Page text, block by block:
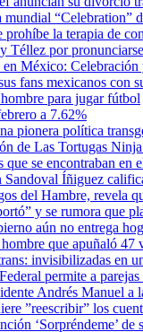
“Celebration”
la terapia de
Téllez por
México: Celebración
fans mexicanos con
para jugar fútbol
a 7.62%
pionera política
de Las Tortugas
que se encontraban en
Íñiguez
del Hambre, revela
y se rumora que
aún no entrega
que apuñaló 47
invisibilizadas en
permite a
Andrés Manuel
”reescribir” los
‘Sorpréndeme’ de